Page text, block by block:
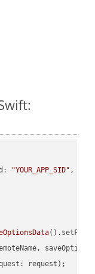
"YOUR_APP_SID" ,
request);